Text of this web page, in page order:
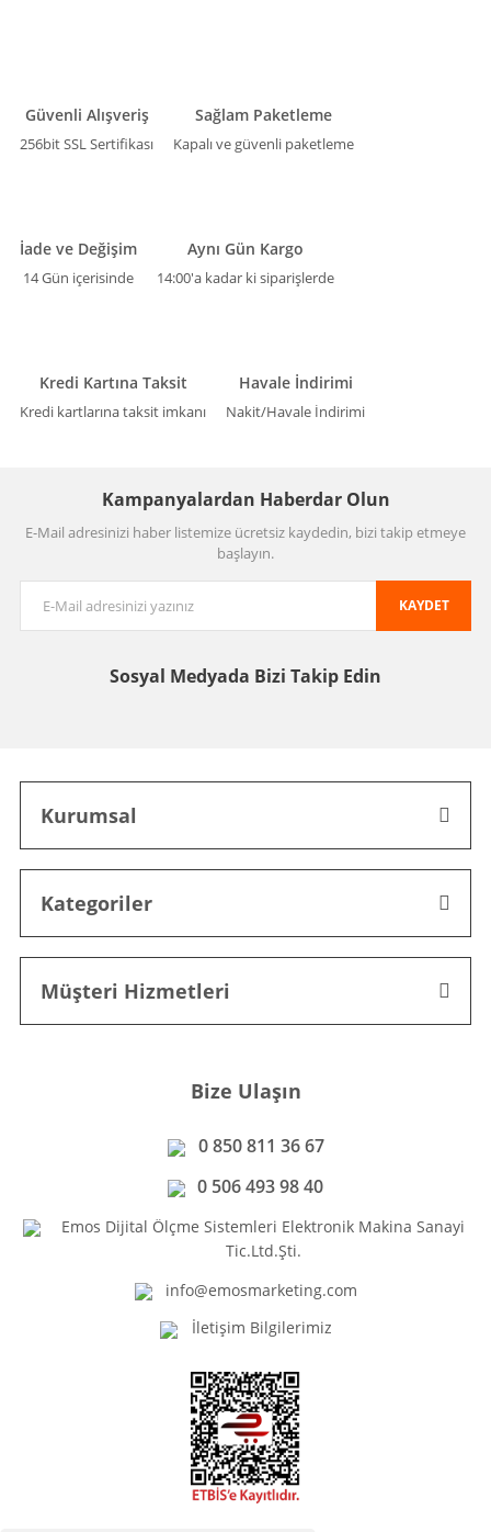
Güvenli Alışveriş
256bit SSL Sertifikası
Sağlam Paketleme
Kapalı ve güvenli paketleme
İade ve Değişim
14 Gün içerisinde
Aynı Gün Kargo
14:00'a kadar ki siparişlerde
Kredi Kartına Taksit
Kredi kartlarına taksit imkanı
Havale İndirimi
Nakit/Havale İndirimi
Kampanyalardan Haberdar Olun
E-Mail adresinizi haber listemize ücretsiz kaydedin, bizi takip etmeye
başlayın.
KAYDET
Sosyal Medyada Bizi Takip Edin
Kurumsal
Kategoriler
Müşteri Hizmetleri
Bize Ulaşın
0 850 811 36 67
0 506 493 98 40
Emos Dijital Ölçme Sistemleri Elektronik Makina Sanayi
Tic.Ltd.Şti.
info@emosmarketing.com
İletişim Bilgilerimiz